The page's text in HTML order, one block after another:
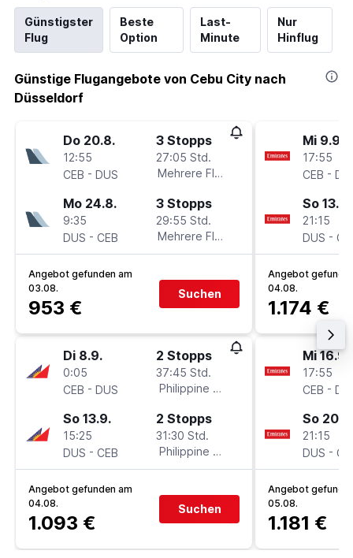
Günstigster
Flug
Beste
Option
Last-
Minute
Nur
Hinflug
Günstige Flugangebote von Cebu City nach
Düsseldorf
Do 20.8.
12:55
CEB - DUS
3 Stopps
27:05 Std.
Mehrere Fluglinien
Mo 24.8.
9:35
DUS - CEB
3 Stopps
29:55 Std.
Mehrere Fluglinien
Angebot gefunden am
03.08.
953 €
Suchen
Di 8.9.
0:05
CEB - DUS
2 Stopps
37:45 Std.
Philippine Airlines
So 13.9.
15:25
DUS - CEB
2 Stopps
31:30 Std.
Philippine Airlines
Angebot gefunden am
04.08.
1.093 €
Suchen
Mi 9.9.
17:55
CEB -
So 13.9.
21:15
DUS -
Angebot
04.08.
1.174 €
Mi 16.9.
17:55
CEB -
So 20.9.
21:15
DUS -
Angebot
05.08.
1.181 €